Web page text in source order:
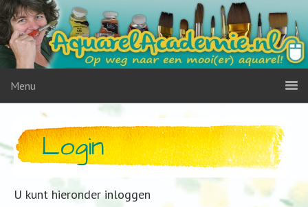
Menu
Login
U kunt hieronder inloggen